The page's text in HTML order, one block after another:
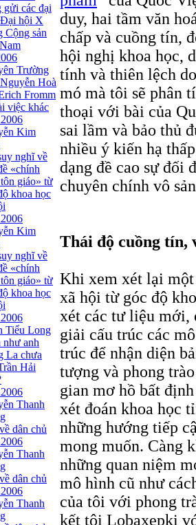
gửi các đại
hội X
Cộng sản
Trường
Hoà
Fromm
việc khác
Kim
nghĩ về
«chính
giáo» từ
khoa học
Kim
nghĩ về
«chính
giáo» từ
khoa học
Tiểu Long
anh
La chưa
Hải
Thanh
dân chủ
Thanh
dân chủ
Thanh
duy, hai tầm văn
chấp và cuồng tín,
hội nghị khoa học,
tính và thiên lệch
mó mà tôi sẽ phân
thoại với bài của
sai lầm và bảo thủ
nhiều ý kiến hạ
dạng đề cao sự đối
chuyên chính vô
Thái độ cuồng tín,
Khi xem xét lại
xã hội từ góc độ
xét các tư liệu mới,
giải cấu trúc các
trúc để nhận diện
tượng và phong
gian mơ hồ bất
xét đoán khoa học
những hướng tiếp
mong muốn. Càng
những quan niệm
mô hình cũ như
của tôi với phong
kết tội Lobaxepki